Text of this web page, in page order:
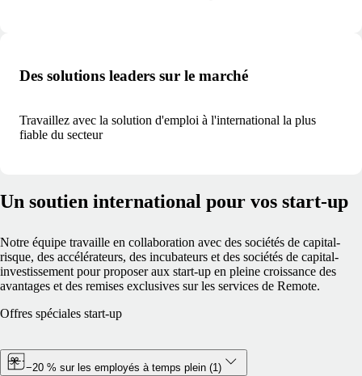
Des solutions leaders sur le marché
Travaillez avec la solution d'emploi à l'international la plus
fiable du secteur
Un soutien international pour vos start-up
Notre équipe travaille en collaboration avec des sociétés de capital-
risque, des accélérateurs, des incubateurs et des sociétés de capital-
investissement pour proposer aux start-up en pleine croissance des
avantages et des remises exclusives sur les services de Remote.
Offres spéciales start-up
−20 % sur les employés à temps plein (1)